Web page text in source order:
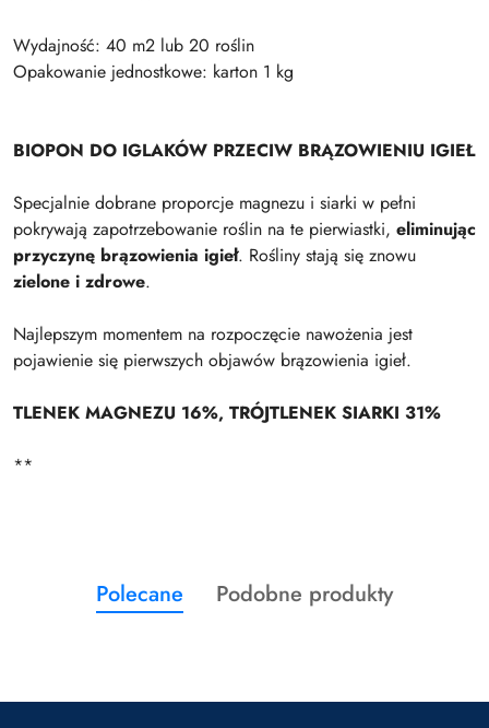
Wydajność: 40 m2 lub 20 roślin
Opakowanie jednostkowe: karton 1 kg
BIOPON DO IGLAKÓW PRZECIW BRĄZOWIENIU IGIEŁ
Specjalnie dobrane proporcje magnezu i siarki w pełni
pokrywają zapotrzebowanie roślin na te pierwiastki, eliminując
przyczynę brązowienia igieł. Rośliny stają się znowu
zielone i zdrowe.
Najlepszym momentem na rozpoczęcie nawożenia jest
pojawienie się pierwszych objawów brązowienia igieł.
TLENEK MAGNEZU 16%, TRÓJTLENEK SIARKI 31%
**
Pomiń karuzelę produktów
Produkty
o
Polecane
Produkty
Podobne produkty